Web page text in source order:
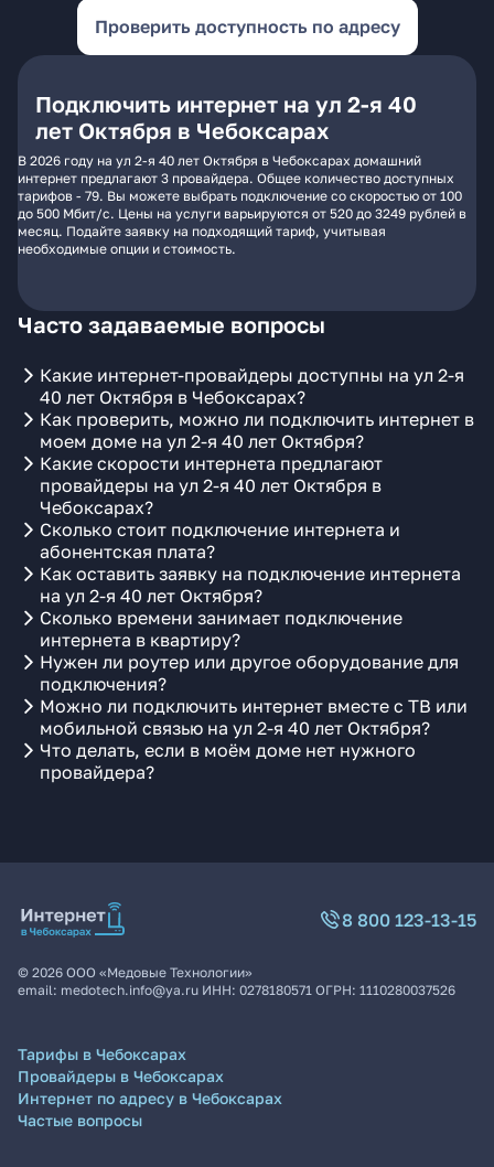
Проверить доступность по адресу
Подключить интернет на ул 2-я 40
лет Октября в Чебоксарах
В 2026 году на ул 2-я 40 лет Октября в Чебоксарах домашний
интернет предлагают 3 провайдера. Общее количество доступных
тарифов - 79. Вы можете выбрать подключение со скоростью от 100
до 500 Мбит/с. Цены на услуги варьируются от 520 до 3249 рублей в
месяц. Подайте заявку на подходящий тариф, учитывая
необходимые опции и стоимость.
Часто задаваемые вопросы
Какие интернет-провайдеры доступны на ул 2-я
40 лет Октября в Чебоксарах?
Как проверить, можно ли подключить интернет в
моем доме на ул 2-я 40 лет Октября?
Какие скорости интернета предлагают
провайдеры на ул 2-я 40 лет Октября в
Чебоксарах?
Сколько стоит подключение интернета и
абонентская плата?
Как оставить заявку на подключение интернета
на ул 2-я 40 лет Октября?
Сколько времени занимает подключение
интернета в квартиру?
Нужен ли роутер или другое оборудование для
подключения?
Можно ли подключить интернет вместе с ТВ или
мобильной связью на ул 2-я 40 лет Октября?
Что делать, если в моём доме нет нужного
провайдера?
8 800 123-13-15
© 2026 ООО «Медовые Технологии»
email: medotech.info@ya.ru ИНН: 0278180571 ОГРН: 1110280037526
Тарифы в Чебоксарах
Провайдеры в Чебоксарах
Интернет по адресу в Чебоксарах
Частые вопросы